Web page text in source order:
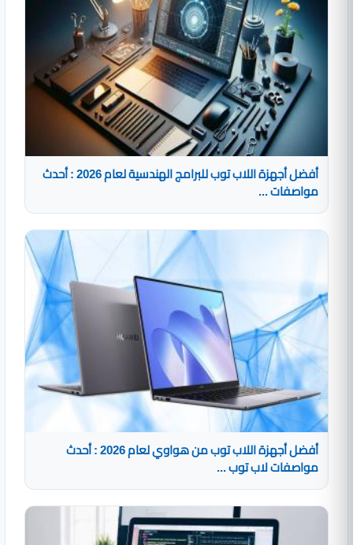
أفضل أجهزة اللاب توب للبرامج الهندسية لعام 2026 : أحدث
مواصفات ...
أفضل أجهزة اللاب توب من هواوي لعام 2026 : أحدث
مواصفات لاب توب ...